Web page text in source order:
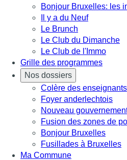
Bonjour Bruxelles: les
Il y a du Neuf
Le Brunch
Le Club du Dimanche
Le Club de l'Immo
Grille des programmes
Nos dossiers
Colère des enseignants
Foyer anderlechtois
Nouveau
Fusion des zones de
Bonjour Bruxelles
Fusillades à Bruxelles
Ma Commune